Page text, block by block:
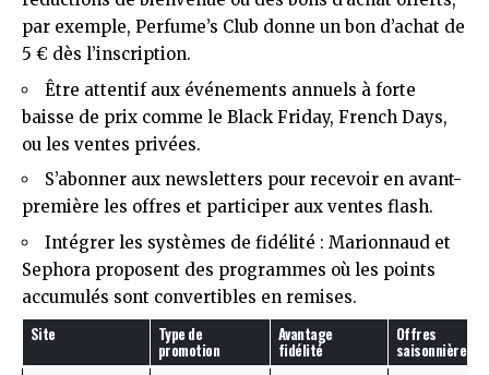
par exemple, Perfume’s Club donne un bon d’achat de
5 € dès l’inscription.
Être attentif aux événements annuels à forte
baisse de prix comme le Black Friday, French Days,
ou les ventes privées.
S’abonner aux newsletters pour recevoir en avant-
première les offres et participer aux ventes flash.
Intégrer les systèmes de fidélité : Marionnaud et
Sephora proposent des programmes où les points
accumulés sont convertibles en remises.
Site Type de
promotion
Avantage
fidélité
Offres
saisonnières